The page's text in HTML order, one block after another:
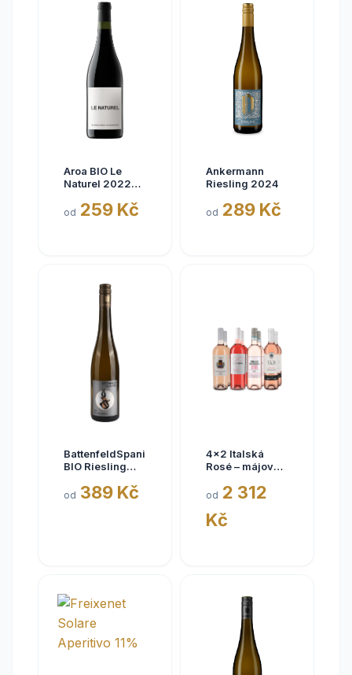
Aroa BIO Le
Naturel 2022
Navarra, bez
od 259 Kč
Ankermann
Riesling 2024
od 289 Kč
BattenfeldSpanier
BIO Riesling
2025,
od 389 Kč
4x2 Italská
Rosé – májové
od 2 312
Kč